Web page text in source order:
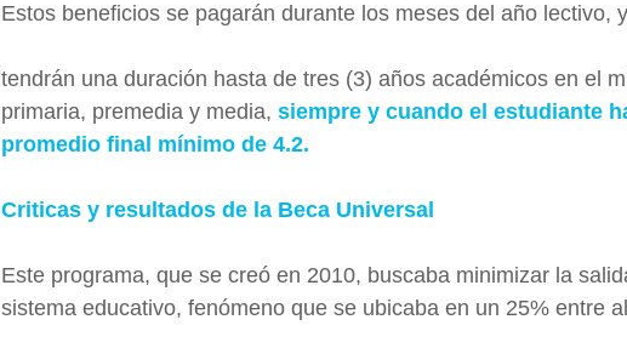
Estos beneficios se pagarán durante los meses del año lectivo, y
tendrán una duración hasta de tres (3) años académicos en el
primaria, premedia y media, siempre y cuando el estudiante
promedio final mínimo de 4.2.
Criticas y resultados de la Beca Universal
Este programa, que se creó en 2010, buscaba minimizar la
sistema educativo, fenómeno que se ubicaba en un 25% entre